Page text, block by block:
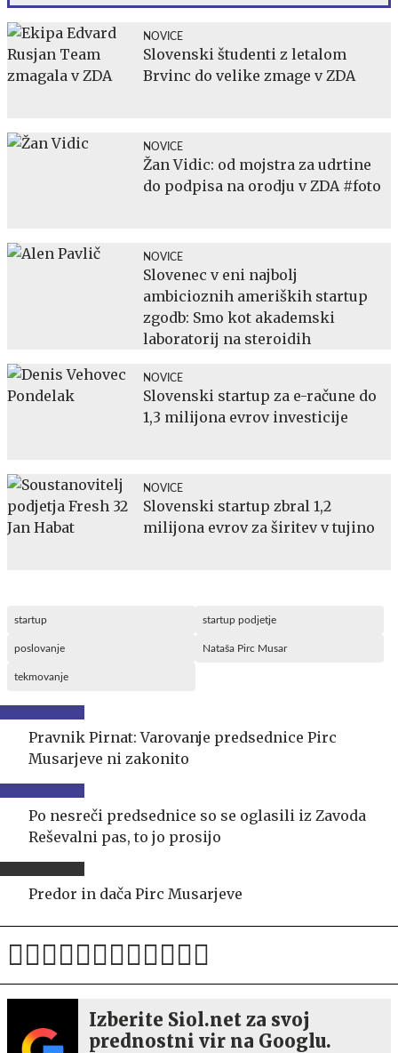
NOVICE
Slovenski študenti z letalom
Brvinc do velike zmage v ZDA
NOVICE
Žan Vidic: od mojstra za udrtine
do podpisa na orodju v ZDA #foto
NOVICE
Slovenec v eni najbolj
ambicioznih ameriških startup
zgodb: Smo kot akademski
laboratorij na steroidih
NOVICE
Slovenski startup za e-račune do
1,3 milijona evrov investicije
NOVICE
Slovenski startup zbral 1,2
milijona evrov za širitev v tujino
startup startup podjetje
poslovanje Nataša Pirc Musar
tekmovanje
Pravnik Pirnat: Varovanje predsednice Pirc
Musarjeve ni zakonito
Po nesreči predsednice so se oglasili iz Zavoda
Reševalni pas, to jo prosijo
Predor in dača Pirc Musarjeve
Izberite Siol.net za svoj
prednostni vir na Googlu.